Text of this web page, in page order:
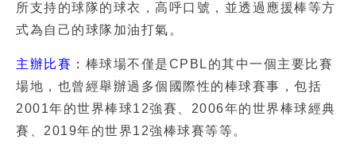
所支持的球隊的球衣，高呼口號，並透過應援棒等方
式為自己的球隊加油打氣。
主辦比賽： 棒球場不僅是CPBL的其中一個主要比賽
場地，也曾經舉辦過多個國際性的棒球賽事，包括
2001年的世界棒球12強賽、2006年的世界棒球經典
賽、2019年的世界12強棒球賽等等。